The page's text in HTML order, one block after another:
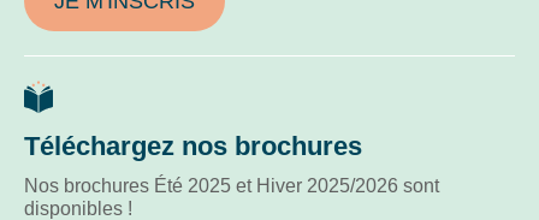
Téléchargez nos brochures
Nos brochures Été 2025 et Hiver 2025/2026 sont
disponibles !